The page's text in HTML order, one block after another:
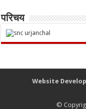
परिचय
Website
©